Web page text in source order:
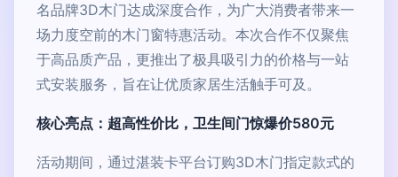
名品牌3D木门达成深度合作，为广大消费者带来一
场力度空前的木门窗特惠活动。本次合作不仅聚焦
于高品质产品，更推出了极具吸引力的价格与一站
式安装服务，旨在让优质家居生活触手可及。
核心亮点：超高性价比，卫生间门惊爆价580元
活动期间，通过湛装卡平台订购3D木门指定款式的